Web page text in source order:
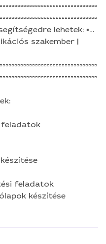
segítségedre lehetek: ▪
képszerkesztési
szakember |
feladatok
készítése